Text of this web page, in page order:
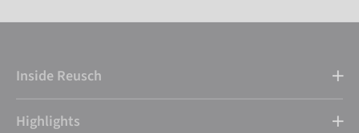
Inside Reusch
Highlights